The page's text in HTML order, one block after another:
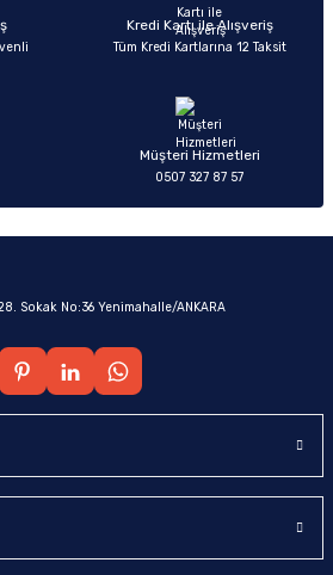
Kredi Kartı ile Alışveriş
Tüm Kredi Kartlarına 12 Taksit
Müşteri Hizmetleri
0507 327 87 57
Sokak No:36 Yenimahalle/ANKARA